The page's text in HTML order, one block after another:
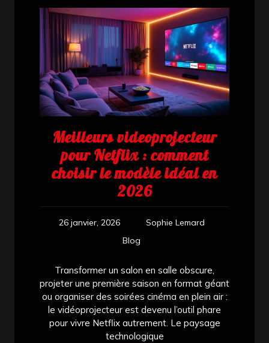
Meilleurs videoprojecteur
pour Netflix : comment
choisir le modèle idéal en
2026
26 janvier, 2026
Sophie Lemard
Blog
Transformer un salon en salle obscure,
projeter une première saison en format géant
ou organiser des soirées cinéma en plein air :
le vidéoprojecteur est devenu l’outil phare
pour vivre Netflix autrement. Le paysage
technologique